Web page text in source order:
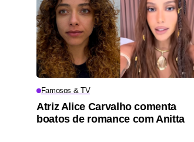
Famosos & TV
Atriz Alice Carvalho comenta
boatos de romance com Anitta